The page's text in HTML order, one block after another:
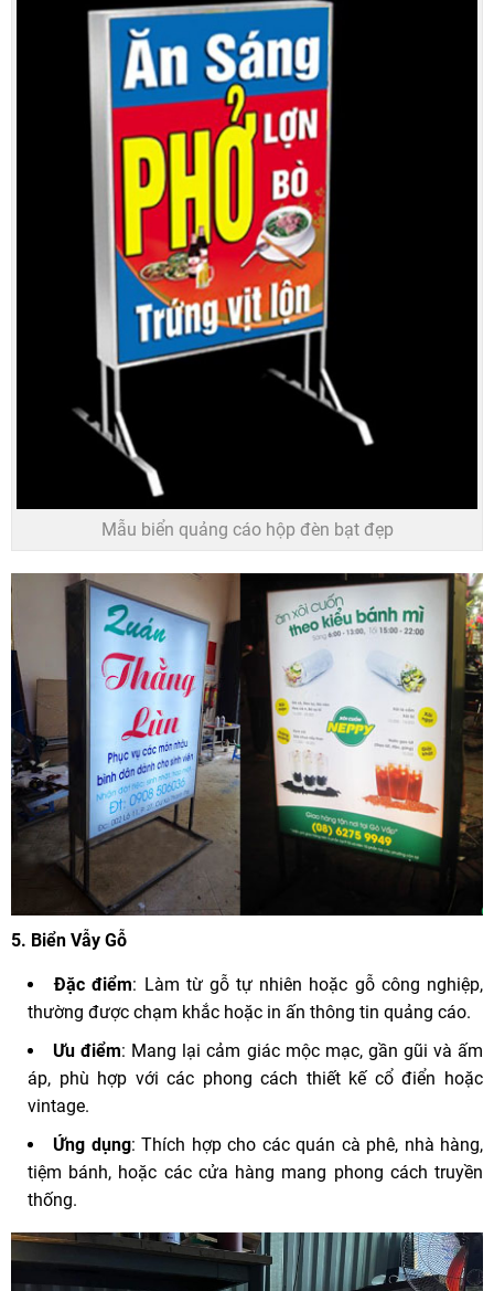
Mẫu biển quảng cáo hộp đèn bạt đẹp
5. Biển Vẫy Gỗ
Đặc điểm: Làm từ gỗ tự nhiên hoặc gỗ công nghiệp,
thường được chạm khắc hoặc in ấn thông tin quảng cáo.
Ưu điểm: Mang lại cảm giác mộc mạc, gần gũi và ấm
áp, phù hợp với các phong cách thiết kế cổ điển hoặc
vintage.
Ứng dụng: Thích hợp cho các quán cà phê, nhà hàng,
tiệm bánh, hoặc các cửa hàng mang phong cách truyền
thống.